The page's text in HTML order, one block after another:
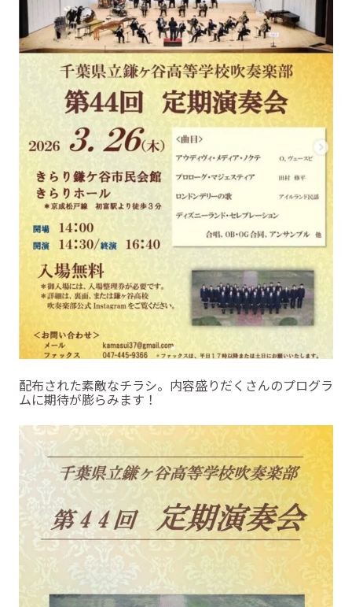
配布された素敵なチラシ。内容盛りだくさんのプログラ
ムに期待が膨らみます！